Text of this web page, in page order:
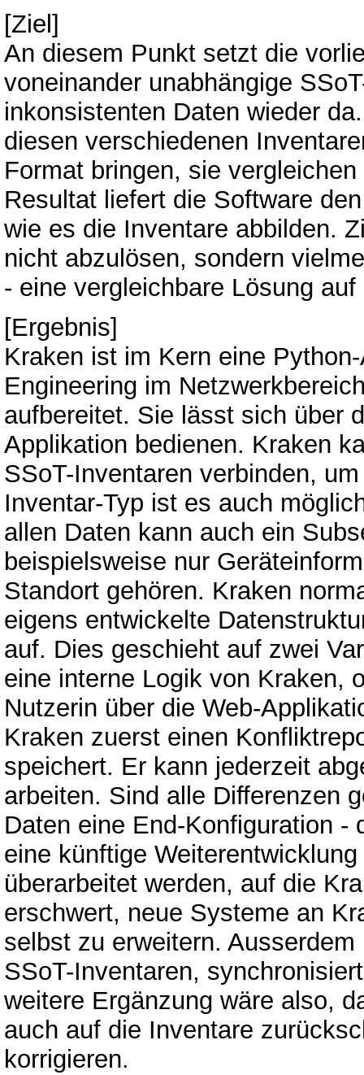
[Ziel]
An diesem Punkt setzt die
voneinander unabhängige
inkonsistenten Daten wieder
diesen verschiedenen
Format bringen, sie
Resultat liefert die Software
wie es die Inventare abbilden.
nicht abzulösen, sondern
- eine vergleichbare Lösung
[Ergebnis]
Kraken ist im Kern eine
Engineering im
aufbereitet. Sie lässt sich über
Applikation bedienen. Kraken
SSoT-Inventaren verbinden,
Inventar-Typ ist es auch
allen Daten kann auch ein
beispielsweise nur
Standort gehören. Kraken
eigens entwickelte
auf. Dies geschieht auf zwei
eine interne Logik von Kraken,
Nutzerin über die Web-
Kraken zuerst einen
speichert. Er kann jederzeit
arbeiten. Sind alle Differenzen
Daten eine End-Konfiguration
eine künftige
überarbeitet werden, auf die
erschwert, neue Systeme an
selbst zu erweitern.
SSoT-Inventaren,
weitere Ergänzung wäre also,
auch auf die Inventare
korrigieren.